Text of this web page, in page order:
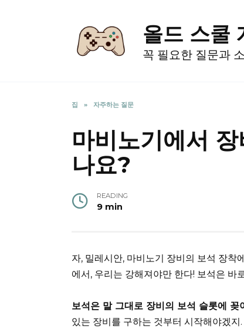
올드 스쿨
꼭 필요한 질문과
집 » 자주하는 질문
마비노기에서
나요?
READING
9 min
자, 밀레시안, 마비노기 장비의 보석 장착
에서, 우리는 강해져야만 한다! 보석은 바
보석은 말 그대로 장비의 보석 슬롯에 꽂
있는 장비를 구하는 것부터 시작해야겠